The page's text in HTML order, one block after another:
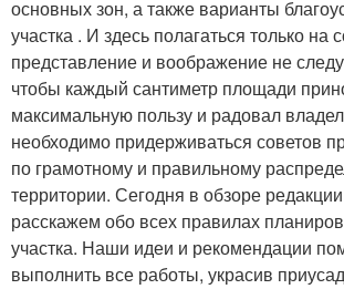
основных зон, а также варианты
участка . И здесь полагаться только на
представление и воображение не
чтобы каждый сантиметр площади
максимальную пользу и радовал
необходимо придерживаться советов
по грамотному и правильному
территории. Сегодня в обзоре
расскажем обо всех правилах
участка. Наши идеи и рекомендации
выполнить все работы, украсив